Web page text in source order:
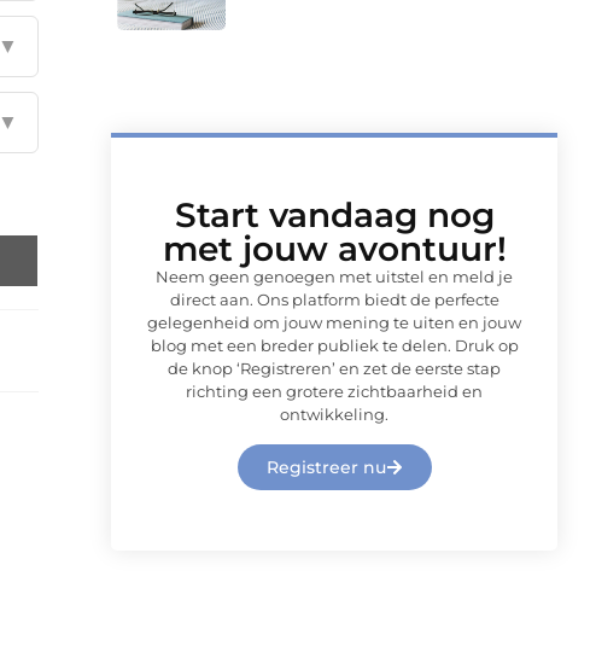
▼
▼
Start vandaag nog
met jouw avontuur!
Neem geen genoegen met uitstel en meld je
direct aan. Ons platform biedt de perfecte
gelegenheid om jouw mening te uiten en jouw
blog met een breder publiek te delen. Druk op
de knop ‘Registreren’ en zet de eerste stap
richting een grotere zichtbaarheid en
ontwikkeling.
Registreer nu